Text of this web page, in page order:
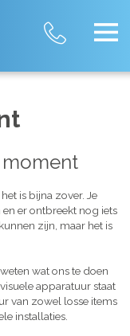
is bijna zover. Je
er ontbreekt nog iets
zijn, maar het is
wat ons te doen
apparatuur staat
van zowel losse items
installaties.